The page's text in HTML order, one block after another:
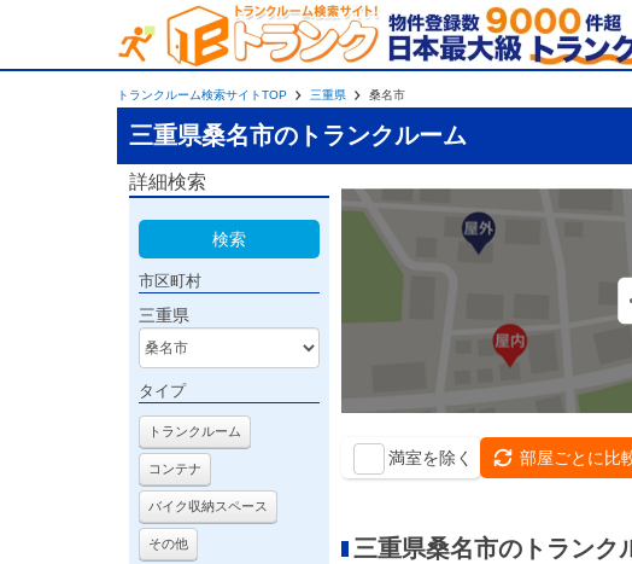
トランクルーム検索サイトTOP 三重県 桑名市
三重県桑名市のトランクルーム
詳細検索
検索
市区町村
三重県
タイプ
トランクルーム
コンテナ
バイク収納スペース
その他
満室を除く 部屋ごとに比
三重県桑名市のトランク